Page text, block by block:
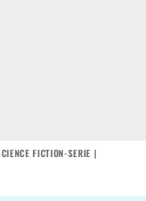
FICTION-SERIE |